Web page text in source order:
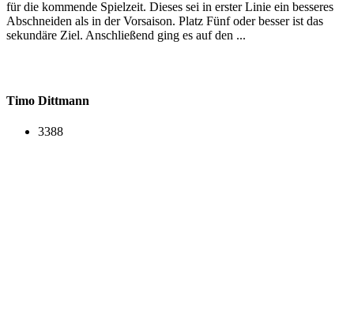
für die kommende Spielzeit. Dieses sei in erster Linie ein besseres
Abschneiden als in der Vorsaison. Platz Fünf oder besser ist das
sekundäre Ziel. Anschließend ging es auf den ...
Timo Dittmann
3388